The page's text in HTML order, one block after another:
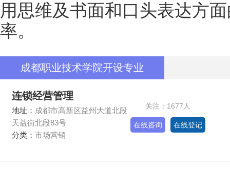
用思维及书面和口头表达方
率。
成都职业技术学院开设专业
连锁经营管理
地址： 成都市高新区益州大道北段
天益街北段83号
分类： 市场营销
关注：1677人
在线咨询 在线登记